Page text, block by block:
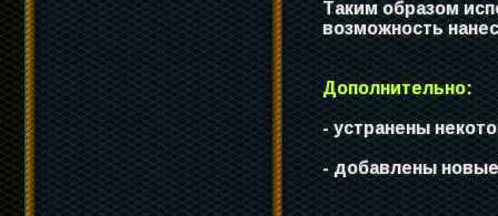
Таким образом
возможность
Дополнительно:
- устранены
- добавлены